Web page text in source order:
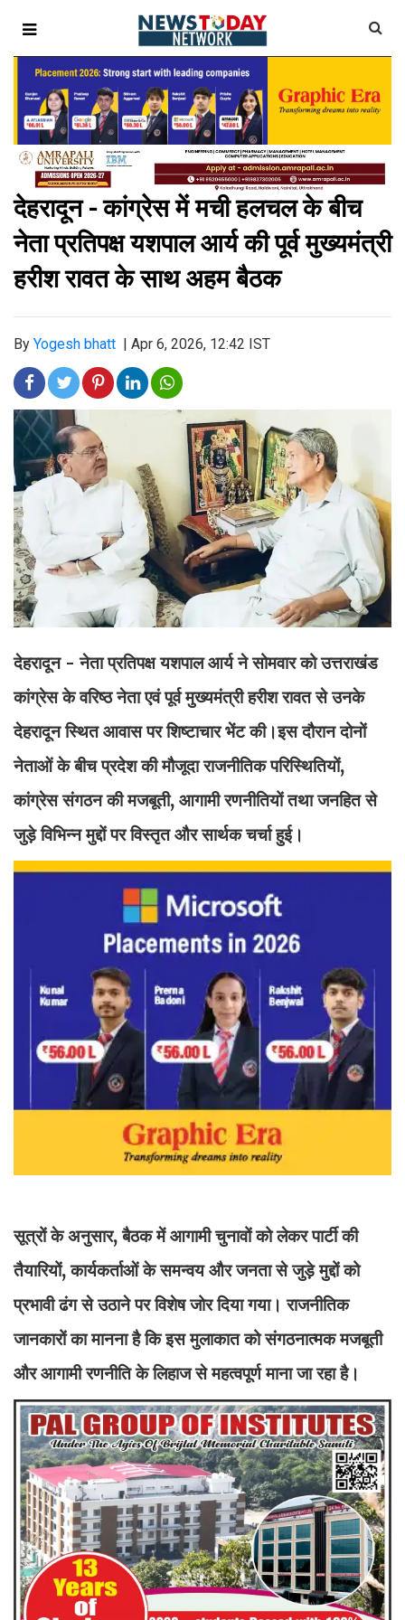
देहरादून - कांग्रेस में मची हलचल के बीच
नेता प्रतिपक्ष यशपाल आर्य की पूर्व मुख्यमंत्री
हरीश रावत के साथ अहम बैठक
By Yogesh bhatt Apr 6, 2026, 12:42 IST
देहरादून - नेता प्रतिपक्ष यशपाल आर्य ने सोमवार को उत्तराखंड
कांग्रेस के वरिष्ठ नेता एवं पूर्व मुख्यमंत्री हरीश रावत से उनके
देहरादून स्थित आवास पर शिष्टाचार भेंट की।इस दौरान दोनों
नेताओं के बीच प्रदेश की मौजूदा राजनीतिक परिस्थितियों,
कांग्रेस संगठन की मजबूती, आगामी रणनीतियों तथा जनहित से
जुड़े विभिन्न मुद्दों पर विस्तृत और सार्थक चर्चा हुई।
सूत्रों के अनुसार, बैठक में आगामी चुनावों को लेकर पार्टी की
तैयारियों, कार्यकर्ताओं के समन्वय और जनता से जुड़े मुद्दों को
प्रभावी ढंग से उठाने पर विशेष जोर दिया गया। राजनीतिक
जानकारों का मानना है कि इस मुलाकात को संगठनात्मक मजबूती
और आगामी रणनीति के लिहाज से महत्वपूर्ण माना जा रहा है।